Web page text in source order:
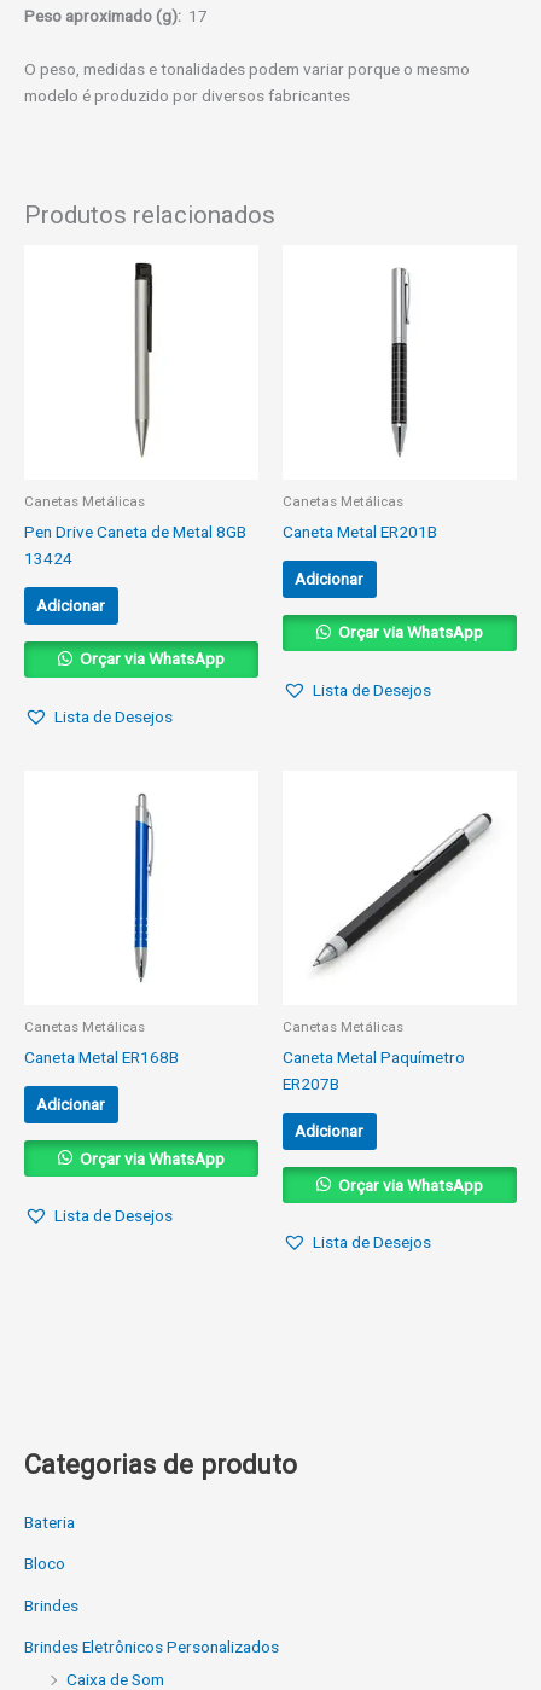
Categorias de produto
Bateria
Bloco
Brindes
Brindes Eletrônicos Personalizados
Caixa de Som
Peso aproximado (g): 17
O peso, medidas e tonalidades podem variar porque o mesmo
modelo é produzido por diversos fabricantes
Produtos relacionados
Canetas Metálicas
Pen Drive Caneta de Metal 8GB
13424
Adicionar
Orçar via WhatsApp
Lista de Desejos
Canetas Metálicas
Caneta Metal ER201B
Adicionar
Orçar via WhatsApp
Lista de Desejos
Canetas Metálicas
Caneta Metal ER168B
Adicionar
Orçar via WhatsApp
Lista de Desejos
Canetas Metálicas
Caneta Metal Paquímetro
ER207B
Adicionar
Orçar via WhatsApp
Lista de Desejos